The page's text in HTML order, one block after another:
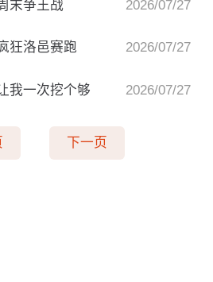
末争王战 2026/07/27
狂洛邑赛跑 2026/07/27
我一次挖个够 2026/07/27
下一页